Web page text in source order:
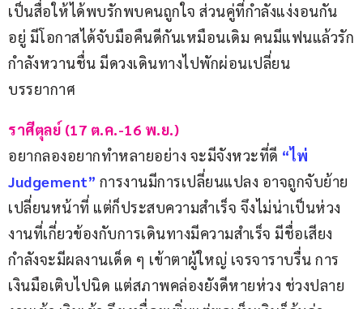
เป็นสื่อให้ได้พบรักพบคนถูกใจ ส่วนคู่ที่กำลังแง่งอนกัน
อยู่ มีโอกาสได้จับมือคืนดีกันเหมือนเดิม คนมีแฟนแล้วรัก
กำลังหวานชื่น มีดวงเดินทางไปพักผ่อนเปลี่ยน
บรรยากาศ
ราศีตุลย์ (17 ต.ค.-16 พ.ย.)
อยากลองอยากทำหลายอย่าง จะมีจังหวะที่ดี “ไพ่
Judgement” การงานมีการเปลี่ยนแปลง อาจถูกจับย้าย
เปลี่ยนหน้าที่ แต่ก็ประสบความสำเร็จ จึงไม่น่าเป็นห่วง
งานที่เกี่ยวข้องกับการเดินทางมีความสำเร็จ มีชื่อเสียง
กำลังจะมีผลงานเด็ด ๆ เข้าตาผู้ใหญ่ เจรจาราบรื่น การ
เงินมือเติบไปนิด แต่สภาพคล่องยังดีหายห่วง ช่วงปลาย